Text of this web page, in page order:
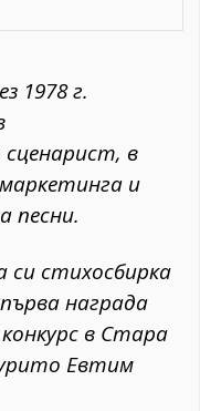
1978 г.
в
и
песни.
си стихосбирка
награда
в Стара
Евтим